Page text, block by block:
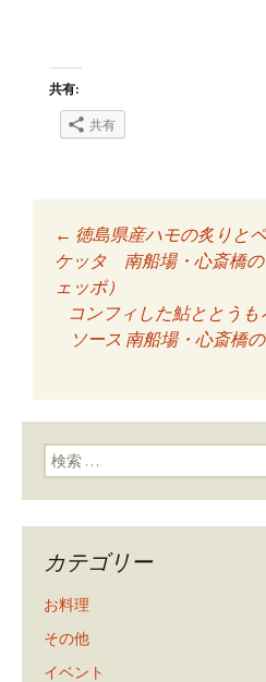
共有:
共有
投稿ナビ
ン
← 徳島県産ハモの炙りと
ケッタ 南船場・心斎橋の
ェッポ）
コンフィした鮎ととう
ソース 南船場・心斎橋
検索:
カテゴリー
お料理
その他
イベント